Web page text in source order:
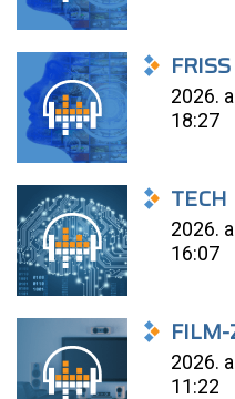
2026.
18:27
2026.
16:07
2026.
11:22